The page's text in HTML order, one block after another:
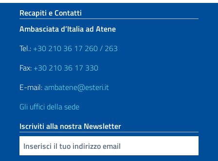
Sezione footer
Recapiti e Contatti
Ambasciata d’Italia ad Atene
Tel.: +30 210 36 17 260 / 263
Fax: +30 210 36 17 330
E-mail:ambatene@esteri.it
Gli uffici della sede
Iscriviti alla nostra Newsletter
Inserisci la tua email